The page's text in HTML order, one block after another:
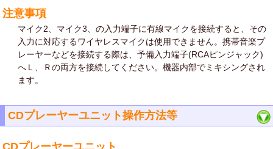
注意事項
マイク2、マイク3、の入力端子に有線マイクを接続すると、その
入力に対応するワイヤレスマイクは使用できません。携帯音楽プ
レーヤーなどを接続する際は、予備入力端子(RCAピンジャック)
へＬ、Ｒの両方を接続してください。機器内部でミキシングされ
ます。
CDプレーヤーユニット操作方法等